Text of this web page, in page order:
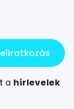
a hírlevelek